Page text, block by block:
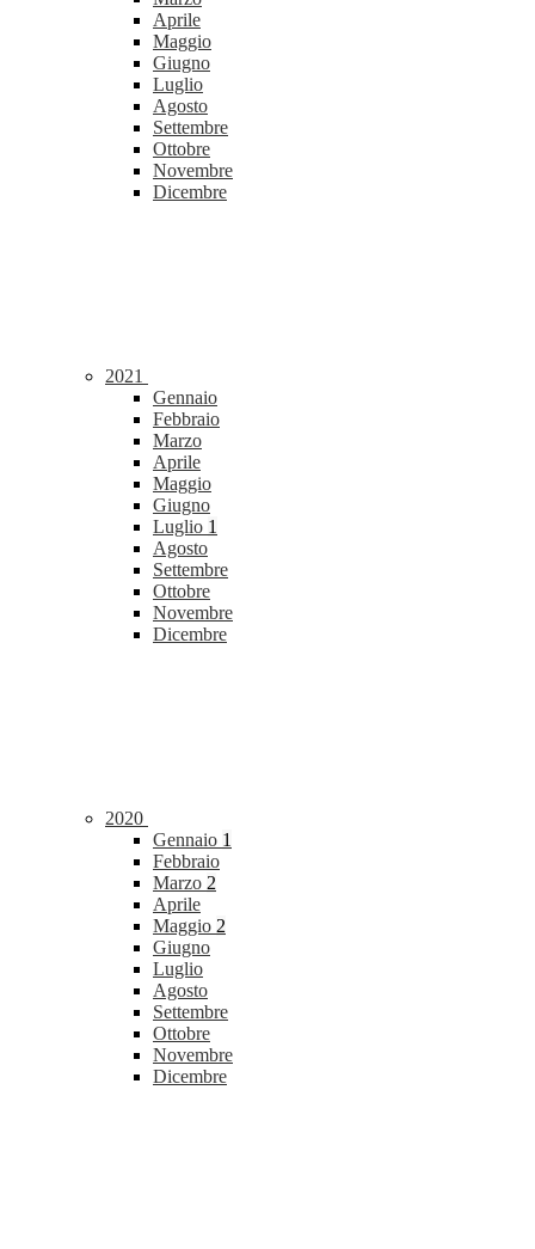
Aprile
Maggio
Giugno
Luglio
Agosto
Settembre
Ottobre
Novembre
Dicembre
2021
Gennaio
Febbraio
Marzo
Aprile
Maggio
Giugno
Luglio 1
Agosto
Settembre
Ottobre
Novembre
Dicembre
2020
Gennaio 1
Febbraio
Marzo 2
Aprile
Maggio 2
Giugno
Luglio
Agosto
Settembre
Ottobre
Novembre
Dicembre